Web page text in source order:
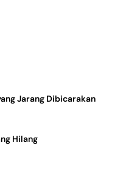
Jarang Dibicarakan
Hilang